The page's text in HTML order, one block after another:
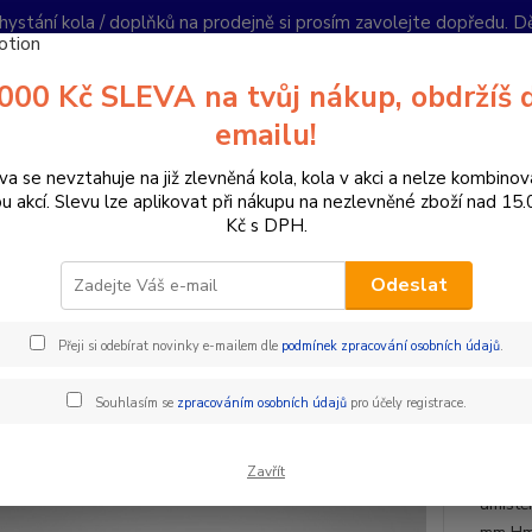
kola / doplňků na prodejně si prosím zavolejte dopředu.
Hledat
PO-
BRAŠNA SADDLE
Kč SLEVA na tvůj nákup, obdržíš
emailu!
se nevztahuje na již zlevněná kola, kola v akci a nelze
akcí. Slevu lze aplikovat při nákupu na nezlevněné zboží nad
Kč s DPH.
Odeslat
Přeji si odebírat novinky e-mailem dle podmínek zpracování osobních údajů.
Souhlasím se zpracováním osobních údajůpro účely registrace.
Zavřít